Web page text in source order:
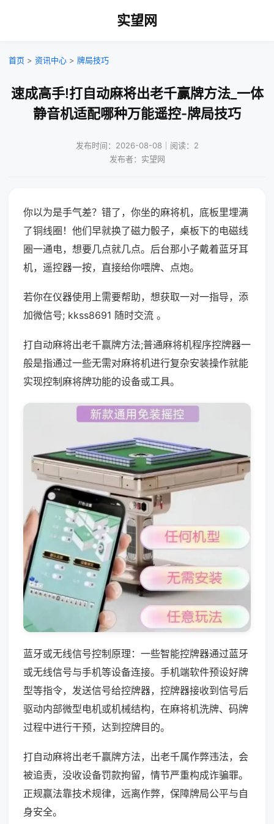
实望网
首页 > 资讯中心 > 牌局技巧
速成高手!打自动麻将出老千赢牌方法_一体
静音机适配哪种万能遥控-牌局技巧
发布时间：2026-08-08｜阅读：2
发布者：实望网
你以为是手气差？错了，你坐的麻将机，底板里埋满
了铜线圈！他们早就换了磁力骰子，桌板下的电磁线
圈一通电，想要几点就几点。后台那小子戴着蓝牙耳
机，遥控器一按，直接给你喂牌、点炮。
若你在仪器使用上需要帮助，想获取一对一指导，添
加微信号; kkss8691 随时交流 。
打自动麻将出老千赢牌方法;普通麻将机程序控牌器一
般是指通过一些无需对麻将机进行复杂安装操作就能
实现控制麻将牌功能的设备或工具。
蓝牙或无线信号控制原理：一些智能控牌器通过蓝牙
或无线信号与手机等设备连接。手机端软件预设好牌
型等指令，发送信号给控牌器，控牌器接收到信号后
驱动内部微型电机或机械结构，在麻将机洗牌、码牌
过程中进行干预，达到控牌目的。
打自动麻将出老千赢牌方法，出老千属作弊违法，会
被追责，没收设备罚款拘留，情节严重构成诈骗罪。
正规赢法靠技术规律，远离作弊，保障牌局公平与自
身安全。